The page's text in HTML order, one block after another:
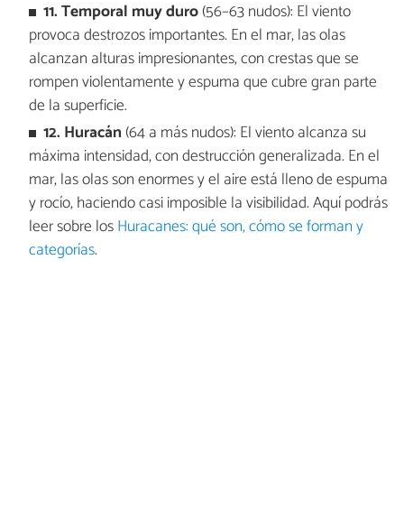
11. Temporal muy duro(56–63 nudos): El viento
provoca destrozos importantes. En el mar, las olas
alcanzan alturas impresionantes, con crestas que se
rompen violentamente y espuma que cubre gran parte
de la superficie.
12. Huracán (64 a más nudos): El viento alcanza su
máxima intensidad, con destrucción generalizada. En el
mar, las olas son enormes y el aire está lleno de espuma
y rocío, haciendo casi imposible la visibilidad. Aquí podrás
leer sobre losHuracanes: qué son, cómo se forman y
categorías.